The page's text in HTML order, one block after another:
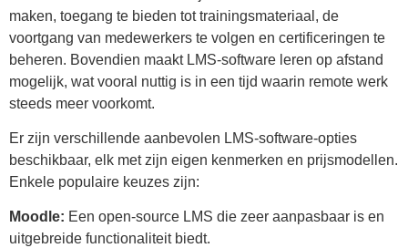
maken, toegang te bieden tot trainingsmateriaal, de
voortgang van medewerkers te volgen en certificeringen te
beheren. Bovendien maakt LMS-software leren op afstand
mogelijk, wat vooral nuttig is in een tijd waarin remote werk
steeds meer voorkomt.
Er zijn verschillende aanbevolen LMS-software-opties
beschikbaar, elk met zijn eigen kenmerken en prijsmodellen.
Enkele populaire keuzes zijn:
Moodle: Een open-source LMS die zeer aanpasbaar is en
uitgebreide functionaliteit biedt.